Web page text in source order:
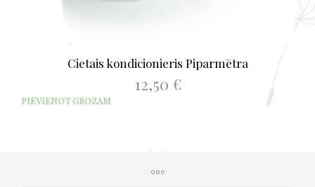
Cietais kondicionieris Piparmētra
12,50 €
PIEVIENOT GROZAM